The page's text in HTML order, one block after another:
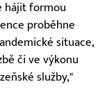
hájit formou
proběhne
situace,
či ve výkonu
služby,"